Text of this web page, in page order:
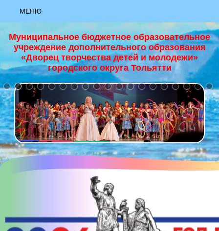
МЕНЮ
АКТУАЛЬНО
НОВОСТИ
НАЦИОНАЛЬНЫЙ ПРОЕКТ "ОБРАЗОВАНИЕ"
+
ЗАЯВКА «РИСУЮ КАК ХУДОЖНИК»
ЗАЯВКА «ЮНЫЙ ХУДОЖНИК»
ЗАЯВКА «ЯРКИЕ КРАСКИ ЛЕТА»
МАСТЕР-КЛАСС "ОСНОВЫ ХОРЕОГРАФИИ""
МАСТЕР-КЛАСС "ПАПЕРТОЛЬ""
МАСТЕР-КЛАСС "ПЕРВЫЕ ВЕСЕННИЕ ЦВЕТЫ, ГУАШЬ""
Муниципальное бюджетное образовательное
учреждение дополнительного образования
«Дворец творчества детей и молодежи»
городского округа Тольятти